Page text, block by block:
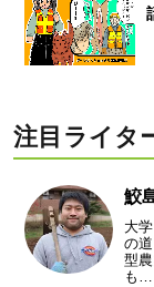
注目ライタ
鮫
大
の
型
も…